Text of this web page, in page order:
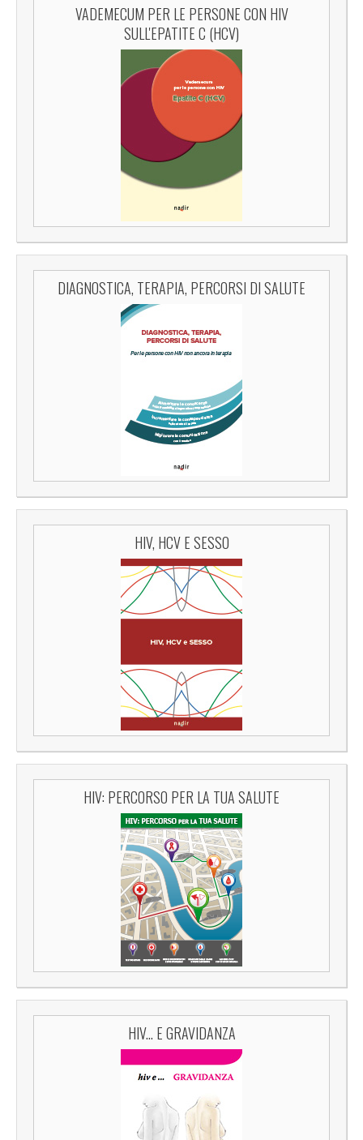
VADEMECUM PER LE PERSONE CON HIV
SULL'EPATITE C (HCV)
DIAGNOSTICA, TERAPIA, PERCORSI DI SALUTE
HIV, HCV E SESSO
HIV: PERCORSO PER LA TUA SALUTE
HIV... E GRAVIDANZA